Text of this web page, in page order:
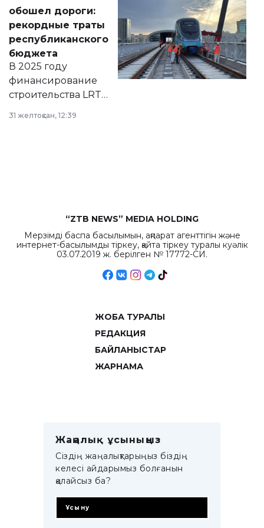
документ
появился в базе
нормативных
правовых актов и
на сайте маслихат
города.
обошел дороги:
рекордные траты
республиканского
бюджета
В 2025 году
финансирование
строительства LRT
республиканского
31 желтоқсан, 12:39
“ZTB NEWS” MEDIA HOLDING
Мерзімді баспа басылымын, ақпарат агенттігін және
интернет-басылымды тіркеу, қайта тіркеу туралы куәлік
03.07.2019 ж. берілген № 17772-СИ.
ЖОБА ТУРАЛЫ
РЕДАКЦИЯ
БАЙЛАНЫСТАР
ЖАРНАМА
Жаңалық ұсыныңыз
Сіздің жаңалықтарыңыз біздің
келесі айдарымыз болғанын
қалайсыз ба?
Ұсыну